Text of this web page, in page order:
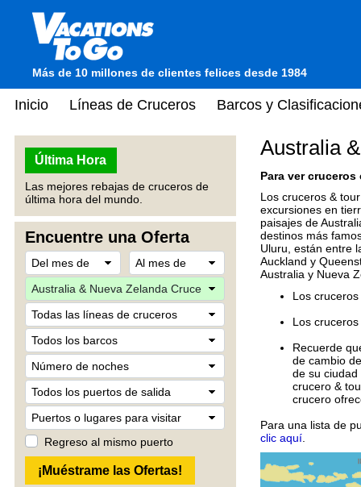
Más de 10 millones de clientes felices desde 1984
Inicio Líneas de Cruceros Barcos y
Última Hora
Las mejores rebajas de cruceros de
última hora del mundo.
Encuentre una Oferta
Regreso al mismo puerto
Australia
Para ver
Los cruceros &
excursiones en
paisajes de
destinos más
Uluru, están entre
Auckland y
Australia y Nueva
Los
Los
Recuerde
de cambio
de su
crucero &
crucero
Para una lista de
clic aquí